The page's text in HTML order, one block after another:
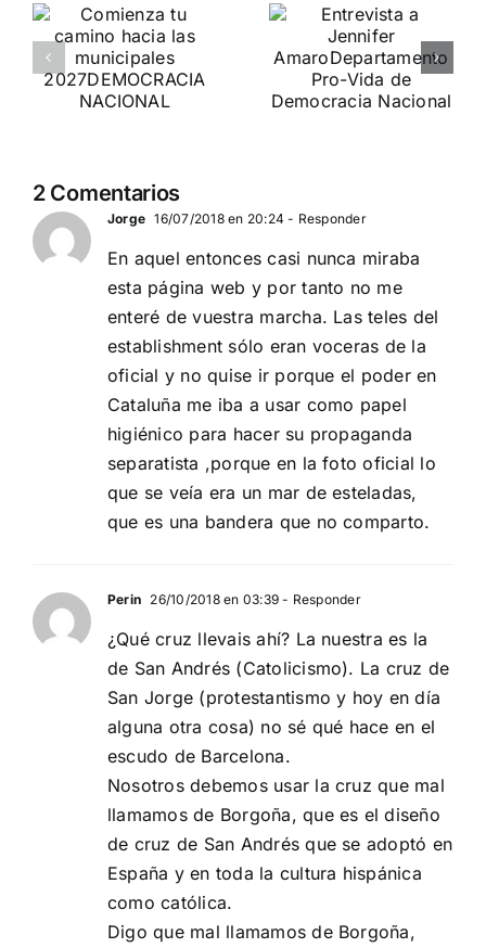
Entrevista a
Jennifer
Amaro
Crónica
«Marcha SÍ
A LA VIDA»
DN ESTUVO PRESENTE
2 Comentarios
Jorge 16/07/2018 en 20:24 - Responder
En aquel entonces casi nunca miraba
esta página web y por tanto no me
enteré de vuestra marcha. Las teles del
establishment sólo eran voceras de la
oficial y no quise ir porque el poder en
Cataluña me iba a usar como papel
higiénico para hacer su propaganda
separatista ,porque en la foto oficial lo
que se veía era un mar de esteladas,
que es una bandera que no comparto.
Perin 26/10/2018 en 03:39 - Responder
¿Qué cruz llevais ahí? La nuestra es la
de San Andrés (Catolicismo). La cruz de
San Jorge (protestantismo y hoy en día
alguna otra cosa) no sé qué hace en el
escudo de Barcelona.
Nosotros debemos usar la cruz que mal
llamamos de Borgoña, que es el diseño
de cruz de San Andrés que se adoptó en
España y en toda la cultura hispánica
como católica.
Digo que mal llamamos de Borgoña,